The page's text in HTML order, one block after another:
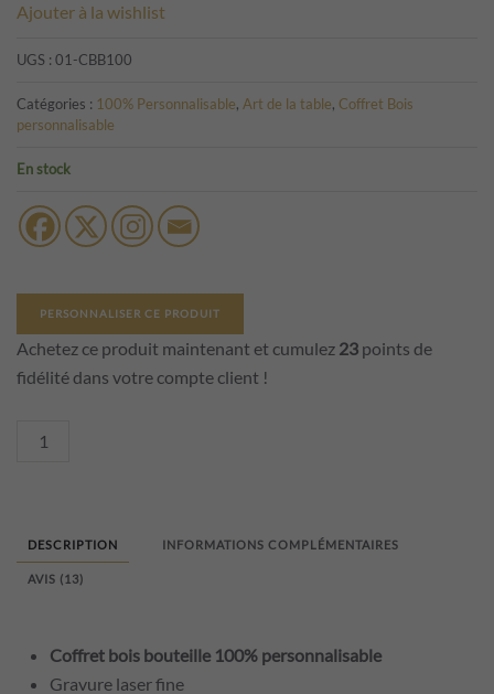
Ajouter à la wishlist
UGS : 01-CBB100
Catégories : 100% Personnalisable, Art de la table, Coffret Bois
personnalisable
En stock
PERSONNALISER CE PRODUIT
Achetez ce produit maintenant et cumulez 23 points de
fidélité dans votre compte client !
quantité
bouteille
100%
DESCRIPTION INFORMATIONS COMPLÉMENTAIRES
AVIS (13)
Coffret bois bouteille 100% personnalisable
Gravure laser fine